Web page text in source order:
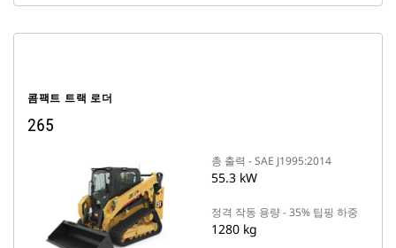
콤팩트 트랙 로더
265
총 출력 - SAE J1995:2014
55.3 kW
정격 작동 용량 - 35% 팁핑 하중
1280 kg